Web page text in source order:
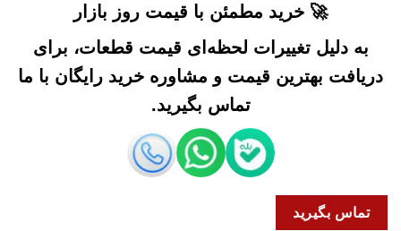
🚀 خرید مطمئن با قیمت روز بازار
به دلیل تغییرات لحظه‌ای قیمت قطعات، برای
دریافت بهترین قیمت و مشاوره خرید رایگان با ما
تماس بگیرید.
تماس بگیرید